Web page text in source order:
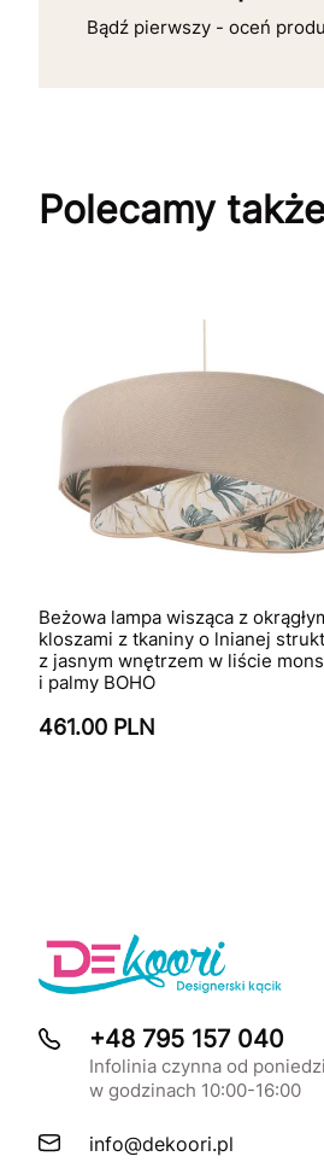
Bądź pierwszy - oceń
Polecamy
Beżowa lampa wisząca z
kloszami z tkaniny o lnianej
z jasnym wnętrzem w liście
i palmy BOHO
461.00 PLN
+48 795 157 040
Infolinia czynna od
w godzinach 10:00-16:00
info@dekoori.pl